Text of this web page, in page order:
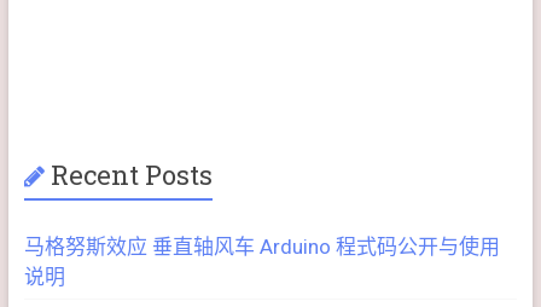
Recent Posts
马格努斯效应 垂直轴风车 Arduino 程式码公开与使用
说明